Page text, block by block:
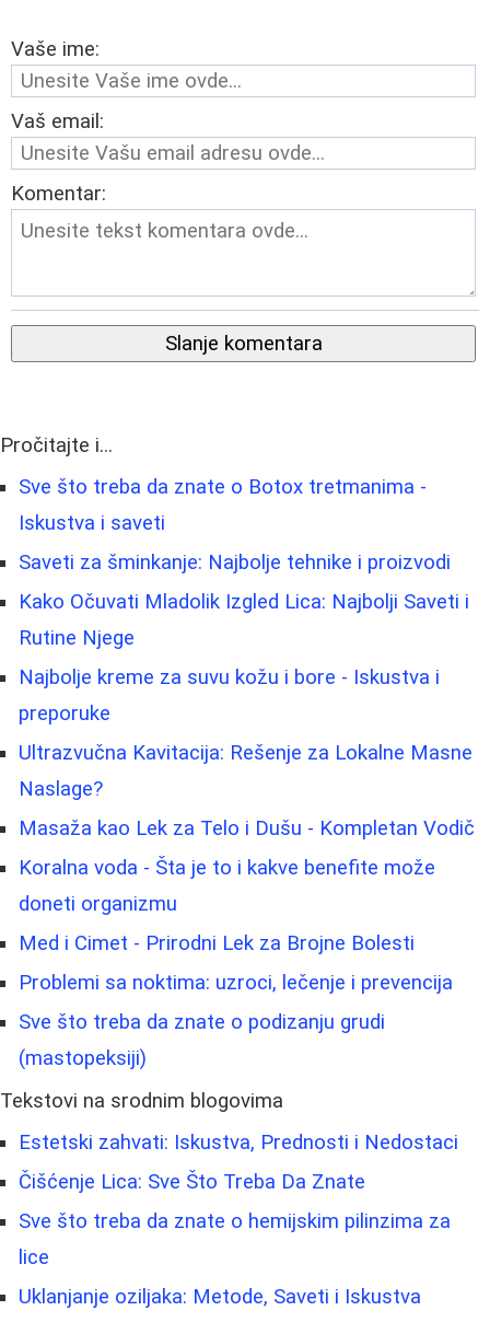
Vaše ime:
Vaš email:
Komentar:
Slanje komentara
Pročitajte i...
Sve što treba da znate o Botox tretmanima -
Iskustva i saveti
Saveti za šminkanje: Najbolje tehnike i proizvodi
Kako Očuvati Mladolik Izgled Lica: Najbolji Saveti i
Rutine Njege
Najbolje kreme za suvu kožu i bore - Iskustva i
preporuke
Ultrazvučna Kavitacija: Rešenje za Lokalne Masne
Naslage?
Masaža kao Lek za Telo i Dušu - Kompletan Vodič
Koralna voda - Šta je to i kakve benefite može
doneti organizmu
Med i Cimet - Prirodni Lek za Brojne Bolesti
Problemi sa noktima: uzroci, lečenje i prevencija
Sve što treba da znate o podizanju grudi
(mastopeksiji)
Tekstovi na srodnim blogovima
Estetski zahvati: Iskustva, Prednosti i Nedostaci
Čišćenje Lica: Sve Što Treba Da Znate
Sve što treba da znate o hemijskim pilinzima za
lice
Uklanjanje oziljaka: Metode, Saveti i Iskustva